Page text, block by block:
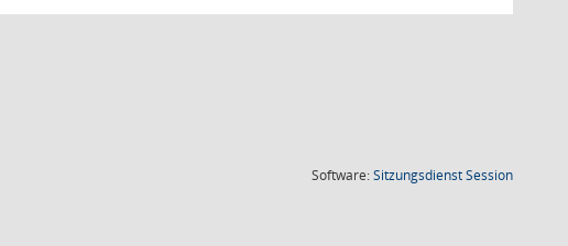
Software:SitzungsdienstSession(Wird in